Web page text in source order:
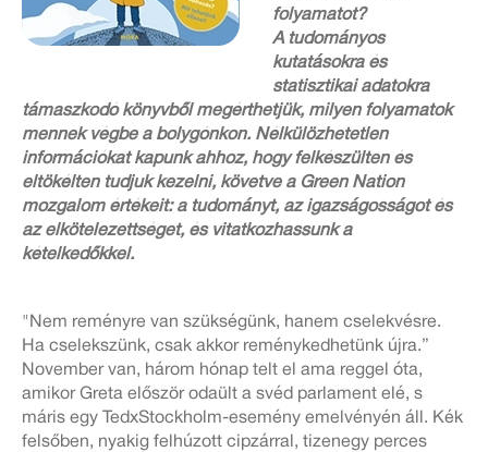
folyamatot?
A tudományos
kutatásokra és
statisztikai adatokra
támaszkodó könyvből megérthetjük, milyen folyamatok
mennek végbe a bolygónkon. Nélkülözhetetlen
információkat kapunk ahhoz, hogy felkészülten és
eltökélten tudjuk kezelni, követve a Green Nation
mozgalom értékeit: a tudományt, az igazságosságot és
az elkötelezettséget, és vitatkozhassunk a
kételkedőkkel.
"Nem reményre van szükségünk, hanem cselekvésre.
Ha cselek­szünk, csak akkor reménykedhetünk újra.”
November van, három hónap telt el ama reggel óta,
amikor Greta először odaült a svéd parlament elé, s
máris egy TedxStockholm-esemény emelvényén áll. Kék
felsőben, nyakig felhúzott cipzárral, tizenegy perces